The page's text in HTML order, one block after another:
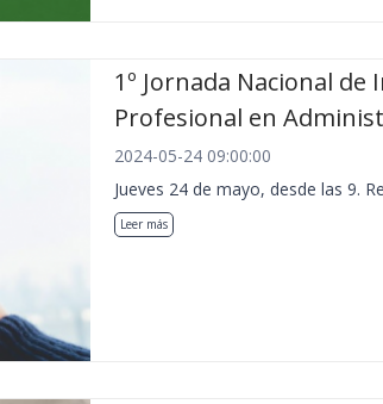
1º Jornada Nacional de
Profesional en
2024-05-24 09:00:00
Jueves 24 de mayo, desde las 9.
Leer más